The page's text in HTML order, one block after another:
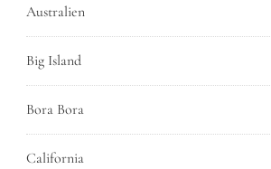
Australien
Big Island
Bora Bora
California